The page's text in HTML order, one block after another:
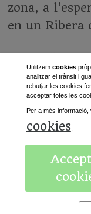
zona, a
en un Ribera
«Anterior
Utilitzem cookies
analitzar el trànsit i
rebutjar les cookies
acceptar totes les
Per a més informació,
cookies